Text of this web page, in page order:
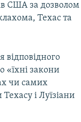
США за дозволом
Техас та
відповідного
«їхні закони
чи самих
і Луїзіани